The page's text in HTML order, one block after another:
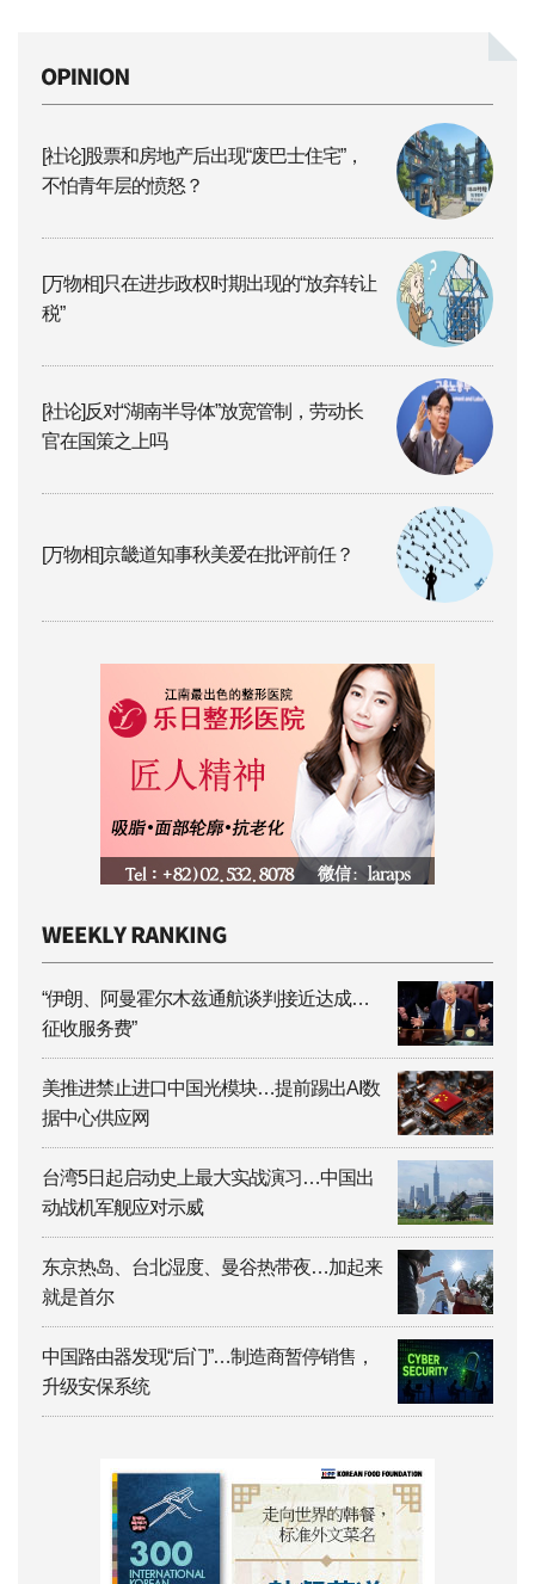
[社论]股票和房地产后出现“废巴士住宅”，
不怕青年层的愤怒？
[万物相]只在进步政权时期出现的“放弃转让
税”
[社论]反对“湖南半导体”放宽管制，劳动长
官在国策之上吗
[万物相]京畿道知事秋美爱在批评前任？
“伊朗、阿曼霍尔木兹通航谈判接近达成…
征收服务费”
美推进禁止进口中国光模块…提前踢出AI数
据中心供应网
台湾5日起启动史上最大实战演习…中国出
动战机军舰应对示威
东京热岛、台北湿度、曼谷热带夜…加起来
就是首尔
中国路由器发现“后门”…制造商暂停销售，
升级安保系统